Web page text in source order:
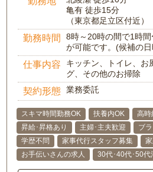
亀有 徒歩15分
（東京都足立区付近）
勤務時間
8時～20時の間で1時
が可能です。(候補の
仕事内容
キッチン、トイレ、お
グ、その他のお掃除
契約形態 業務委託
スキマ時間勤務OK 扶養内OK 高時
昇給･昇格あり
主婦･主夫歓迎 ブ
学歴不問
家事代行スタッフ募集
お手伝いさんの求人
30代･40代･50代